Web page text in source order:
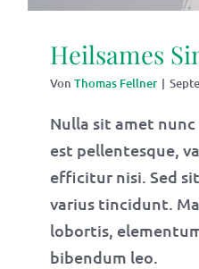
Heilsames
Von Thomas Fellner |
Nulla sit amet nunc
est pellentesque,
efficitur nisi. Sed
varius tincidunt.
lobortis,
bibendum leo.